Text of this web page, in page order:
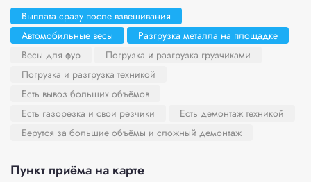
Выплата сразу после взвешивания
Автомобильные весы
Разгрузка металла на площадке
Весы для фур
Погрузка и разгрузка грузчиками
Погрузка и разгрузка техникой
Есть вывоз больших объёмов
Есть газорезка и свои резчики
Есть демонтаж техникой
Берутся за большие объёмы и сложный демонтаж
Пункт приёма на карте